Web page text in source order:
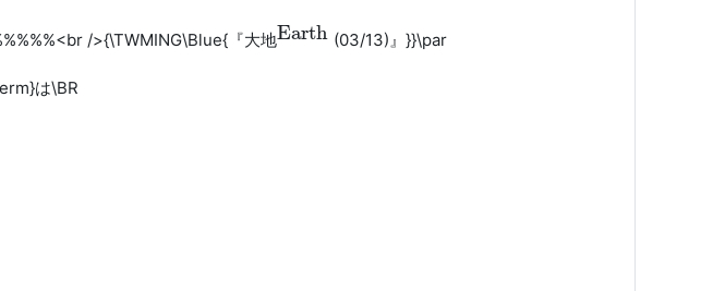
/>{\TWMING\Blue{『大地Earth
Earth
(03/13)』}}\par
は\BR